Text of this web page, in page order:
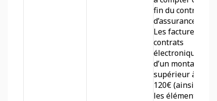
fin du contrat
d’assurance.
Les factures et
contrats
électroniques
d’un montant
supérieur à
120€ (ainsi que
les éléments